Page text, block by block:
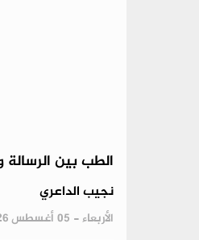
الطب بين
نجيب الداعري
الأربعاء - 05 أغسطس 2026 - 10:38 م